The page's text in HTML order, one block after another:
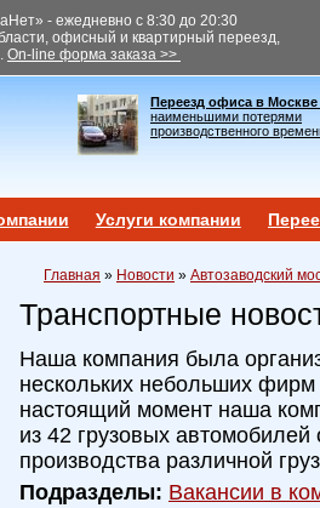
- ежедневно с 8:30 до 20:30
офисный и квартирный переезд,
On-line форма заказа >>
Переезд офиса в Москве
наименьшими потерями
производственного
Услуги компании
Главная » Новости » Автозаводский
Транспортные
Наша компания была
нескольких небольших фирм
настоящий момент наша
из 42 грузовых автомобилей
производства различной
Подразделы: Вакансии в